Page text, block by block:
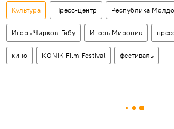
Культура Пресс-центр Республика
Игорь Чирков-Гибу Игорь Мироник
кино KONIK Film Festival фестиваль